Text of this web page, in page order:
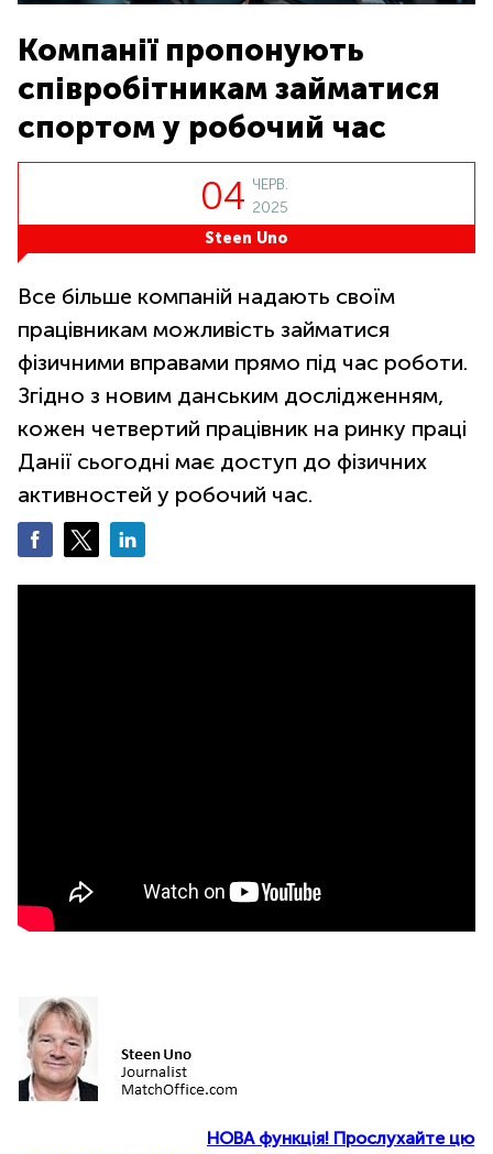
Компанії пропонують
співробітникам займатися
спортом у робочий час
04 ЧЕРВ.
2025
Steen Uno
Все більше компаній надають своїм
працівникам можливість займатися
фізичними вправами прямо під час роботи.
Згідно з новим данським дослідженням,
кожен четвертий працівник на ринку праці
Данії сьогодні має доступ до фізичних
активностей у робочий час.
НОВА функція! Прослухайте цю